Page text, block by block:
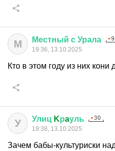
М Местный с Урала
19:36, 13.10.2025
Кто в этом году из них кони
У Улиц Kрaуль
19:38, 13.10.2025
Зачем бабы-культуриски